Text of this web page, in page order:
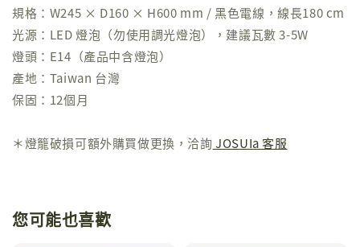
規格：W245 × D160 × H600 mm / 黑色電線，線長180 cm
光源：LED 燈泡（勿使用調光燈泡），建議瓦數 3-5W
燈頭：E14（產品中含燈泡）
產地：Taiwan 台灣
保固：12個月
＊燈籠破損可額外購買做更換，洽詢 JOSUIa 客服
您可能也喜歡